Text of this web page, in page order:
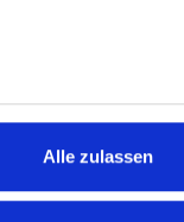
Alle zulassen